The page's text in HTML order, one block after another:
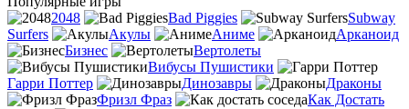
2048
Bad Piggies
Subway
Surfers
Акулы Аниме
Арканоид
Бизнес
Вертолеты
Вибусы Пушистики
Гарри Поттер
Динозавры
Драконы
Фризл Фраз
Как Достать